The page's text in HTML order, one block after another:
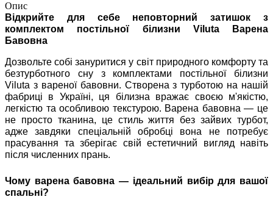
Опис
Відкрийте для себе неповторний затишок з
комплектом постільної білизни Viluta Варена
Бавовна
Дозвольте собі зануритися у світ природного комфорту та
безтурботного сну з комплектами постільної білизни
Viluta з вареної бавовни. Створена з турботою на нашій
фабриці в Україні, ця білизна вражає своєю м'якістю,
легкістю та особливою текстурою. Варена бавовна — це
не просто тканина, це стиль життя без зайвих турбот,
адже завдяки спеціальній обробці вона не потребує
прасування та зберігає свій естетичний вигляд навіть
після численних прань.
Чому варена бавовна — ідеальний вибір для вашої
спальні?